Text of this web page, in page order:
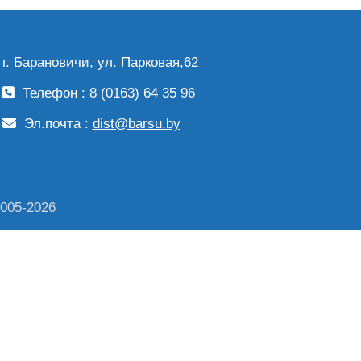
г. Барановичи, ул. Парковая,62
Телефон : 8 (0163) 64 35 96
Эл.почта : dist@barsu.by
2026